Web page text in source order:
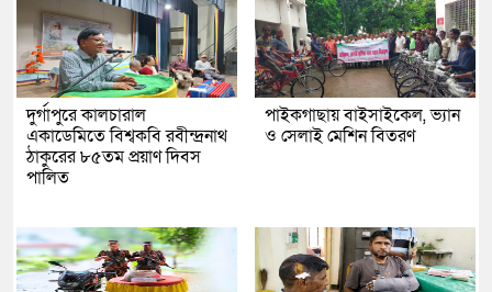
দুর্গাপুরে কালচারাল
একাডেমিতে বিশ্বকবি রবীন্দ্রনাথ
ঠাকুরের ৮৫তম প্রয়াণ দিবস
পালিত
পাইকগাছায় বাইসাইকেল, ভ্যান
ও সেলাই মেশিন বিতরণ